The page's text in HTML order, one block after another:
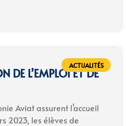
ACTUALITÉS
DE L’EMPLOI ET DE
Aviat assurent l’accueil
2023, les élèves de